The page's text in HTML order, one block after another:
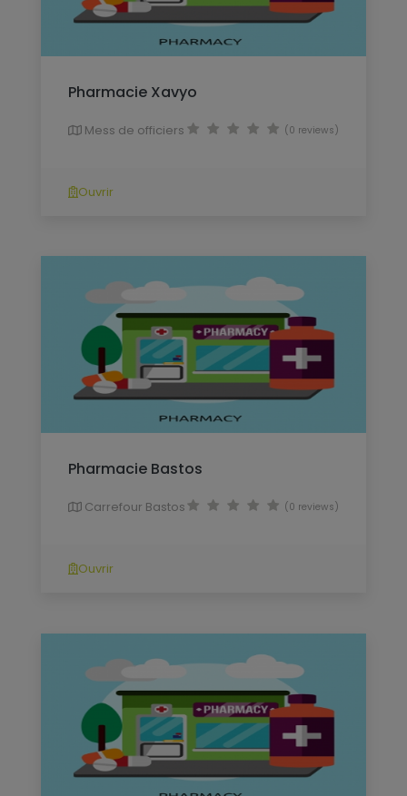
Pharmacie Xavyo
Mess de officiers (0 reviews)
Ouvrir
Pharmacie Bastos
Carrefour Bastos (0 reviews)
Ouvrir